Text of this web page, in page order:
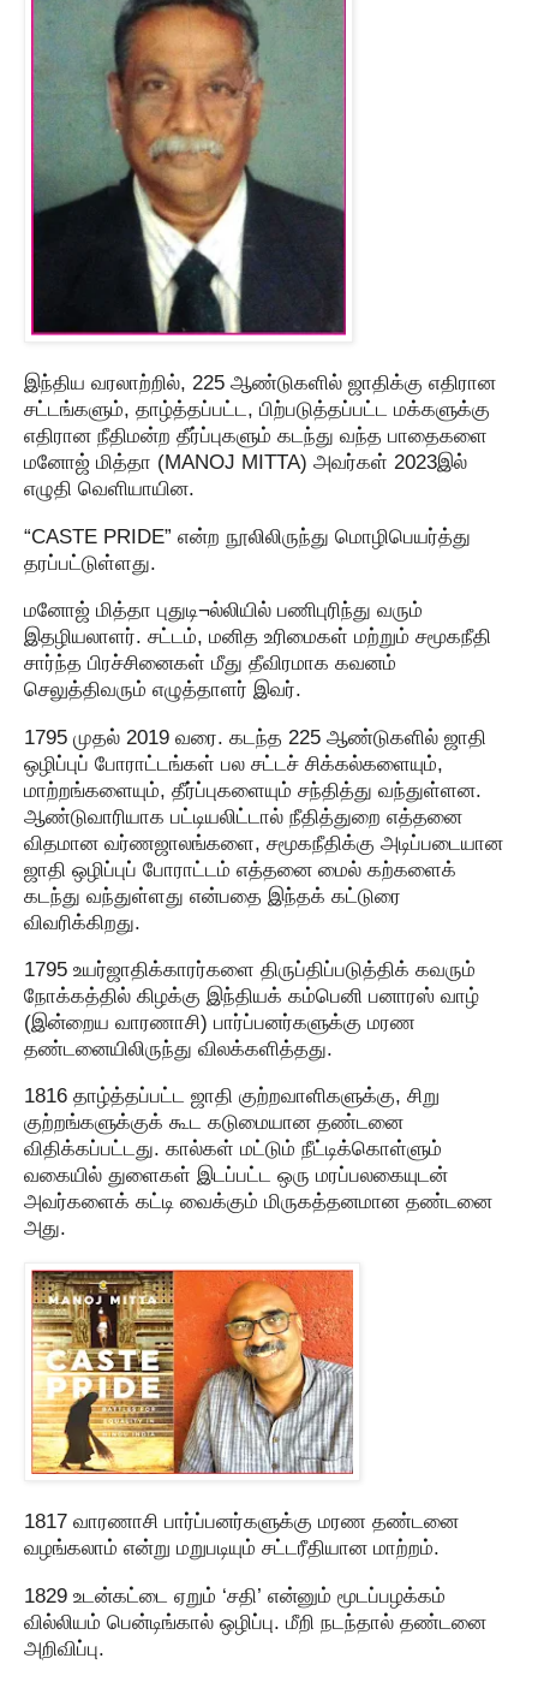
இந்திய வரலாற்றில், 225 ஆண்டுகளில் ஜாதிக்கு எதிரான
சட்டங்களும், தாழ்த்தப்பட்ட, பிற்படுத்தப்பட்ட மக்களுக்கு
எதிரான நீதிமன்ற தீர்ப்புகளும் கடந்து வந்த பாதைகளை
மனோஜ் மித்தா (MANOJ MITTA) அவர்கள் 2023இல்
எழுதி வெளியாயின.
“CASTE PRIDE” என்ற நூலிலிருந்து மொழிபெயர்த்து
தரப்பட்டுள்ளது.
மனோஜ் மித்தா புதுடி¬ல்லியில் பணிபுரிந்து வரும்
இதழியலாளர். சட்டம், மனித உரிமைகள் மற்றும் சமூகநீதி
சார்ந்த பிரச்சினைகள் மீது தீவிரமாக கவனம்
செலுத்திவரும் எழுத்தாளர் இவர்.
1795 முதல் 2019 வரை. கடந்த 225 ஆண்டுகளில் ஜாதி
ஒழிப்புப் போராட்டங்கள் பல சட்டச் சிக்கல்களையும்,
மாற்றங்களையும், தீர்ப்புகளையும் சந்தித்து வந்துள்ளன.
ஆண்டுவாரியாக பட்டியலிட்டால் நீதித்துறை எத்தனை
விதமான வர்ணஜாலங்களை, சமூகநீதிக்கு அடிப்படையான
ஜாதி ஒழிப்புப் போராட்டம் எத்தனை மைல் கற்களைக்
கடந்து வந்துள்ளது என்பதை இந்தக் கட்டுரை
விவரிக்கிறது.
1795 உயர்ஜாதிக்காரர்களை திருப்திப்படுத்திக் கவரும்
நோக்கத்தில் கிழக்கு இந்தியக் கம்பெனி பனாரஸ் வாழ்
(இன்றைய வாரணாசி) பார்ப்பனர்களுக்கு மரண
தண்டனையிலிருந்து விலக்களித்தது.
1816 தாழ்த்தப்பட்ட ஜாதி குற்றவாளிகளுக்கு, சிறு
குற்றங்களுக்குக் கூட கடுமையான தண்டனை
விதிக்கப்பட்டது. கால்கள் மட்டும் நீட்டிக்கொள்ளும்
வகையில் துளைகள் இடப்பட்ட ஒரு மரப்பலகையுடன்
அவர்களைக் கட்டி வைக்கும் மிருகத்தனமான தண்டனை
அது.
1817 வாரணாசி பார்ப்பனர்களுக்கு மரண தண்டனை
வழங்கலாம் என்று மறுபடியும் சட்டரீதியான மாற்றம்.
1829 உடன்கட்டை ஏறும் ‘சதி’ என்னும் மூடப்பழக்கம்
வில்லியம் பென்டிங்கால் ஒழிப்பு. மீறி நடந்தால் தண்டனை
அறிவிப்பு.